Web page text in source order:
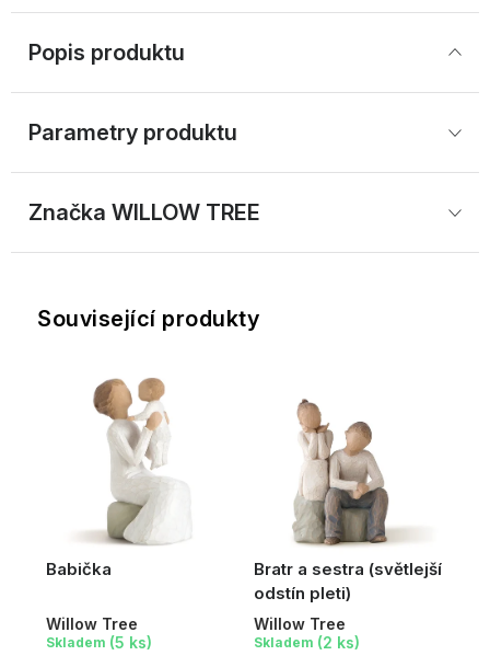
Popis produktu
Parametry produktu
Značka WILLOW TREE
Související produkty
Babička
Willow Tree
Skladem (5 ks)
Bratr a sestra (světlejší
odstín pleti)
Willow Tree
Skladem (2 ks)